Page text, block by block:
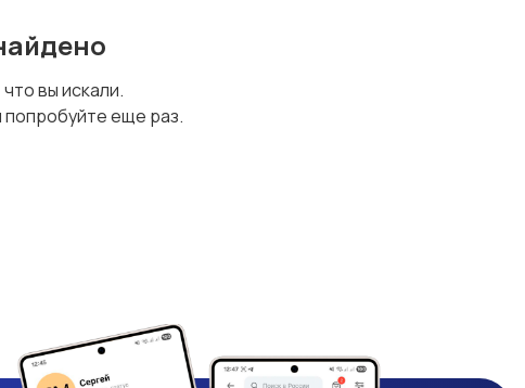
вы искали.
попробуйте еще раз.